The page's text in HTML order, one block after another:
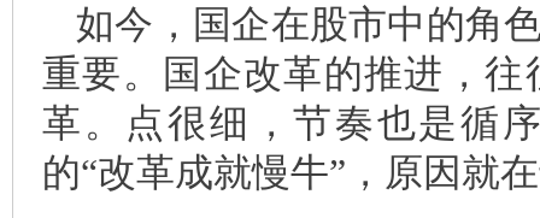
如今，国企在股市中的角
重要。国企改革的推进，
革。点很细，节奏也是循
的“改革成就慢牛”，原因就